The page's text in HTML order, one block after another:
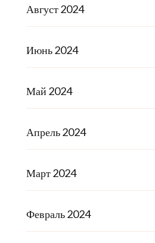
Август 2024
Июнь 2024
Май 2024
Апрель 2024
Март 2024
Февраль 2024